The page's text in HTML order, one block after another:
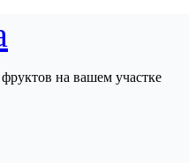
на вашем участке